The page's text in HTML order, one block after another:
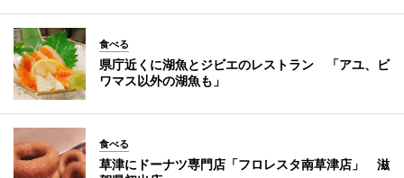
食べる
県庁近くに湖魚とジビエのレストラン 「アユ、ビ
ワマス以外の湖魚も」
食べる
草津にドーナツ専門店「フロレスタ南草津店」 滋